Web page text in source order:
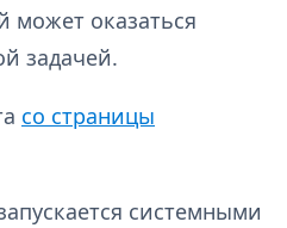
может оказаться
задачей.
со страницы
системными